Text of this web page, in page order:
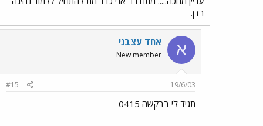
בדן.
א אחד עצבני
New member
19/6/03
#15
תגיד לי בבקשה 0415